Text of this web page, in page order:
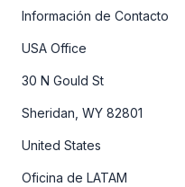
Información de Contacto
USA Office
30 N Gould St
Sheridan, WY 82801
United States
Oficina de LATAM